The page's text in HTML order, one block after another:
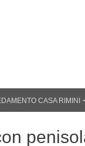
CASA RIMINI -